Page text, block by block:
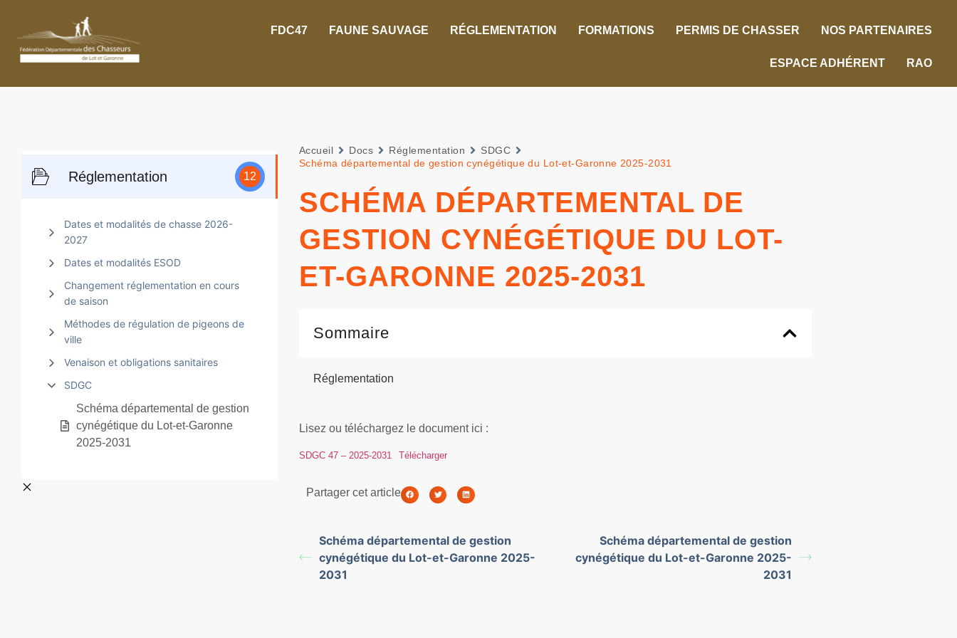
FDC47 FAUNE SAUVAGE RÉGLEMENTATION FORMATIONS PERMIS DE CHASSER NOS PARTENAIRES
ESPACE ADHÉRENT RAO
Réglementation 12
Dates et modalités de chasse 2026-
2027
Dates et modalités ESOD
Changement réglementation en cours
de saison
Méthodes de régulation de pigeons de
ville
Venaison et obligations sanitaires
SDGC
Schéma départemental de gestion
cynégétique du Lot-et-Garonne
2025-2031
Accueil Docs Réglementation
SDGC
Schéma départemental de gestion cynégétique du Lot-et-Garonne 2025-2031
SCHÉMA DÉPARTEMENTAL DE
GESTION CYNÉGÉTIQUE DU LOT-
ET-GARONNE 2025-2031
Sommaire
Réglementation
Lisez ou téléchargez le document ici :
SDGC 47 – 2025-2031 Télécharger
Partager cet article
Schéma départemental de gestion
cynégétique du Lot-et-Garonne 2025-
2031
Schéma départemental de gestion
cynégétique du Lot-et-Garonne 2025-
2031